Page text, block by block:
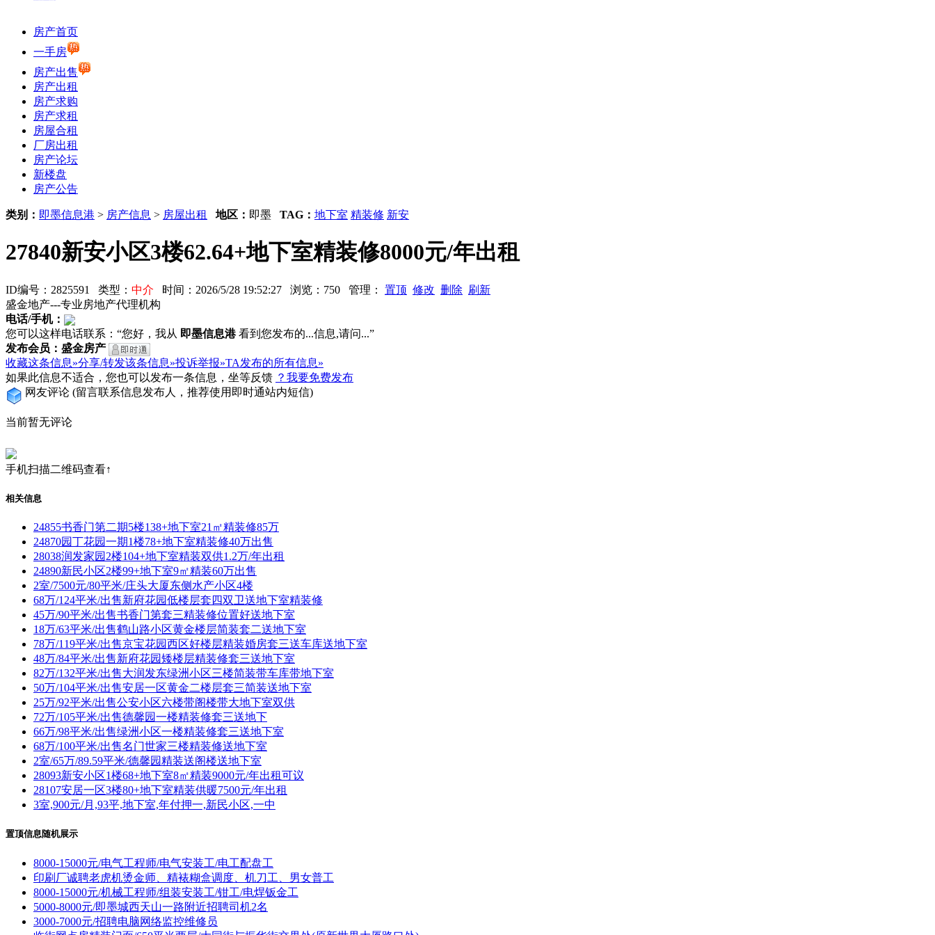
房产首页
一手房
房产出售
房产出租
房产求购
房产求租
房屋合租
厂房出租
房产论坛
新楼盘
房产公告
类别： 即墨信息港 > 房产信息 > 房屋出租 地区： 即墨 TAG： 地下室 精装修 新安
27840新安小区3楼62.64+地下室精装修8000元/年出租
ID编号：2825591 类型： 中介 时间：2026/5/28 19:52:27 浏览：750 管理： 置顶 修改 删除 刷新
盛金地产---专业房地产代理机构
电话/手机：
您可以这样电话联系：“您好，我从 即墨信息港看到您发布的...信息,请问...”
发布会员：盛金房产
收藏这条信息»分享/转发该条信息»投诉举报»TA发布的所有信息»
如果此信息不适合，您也可以发布一条信息，坐等反馈 ？我要免费发布
网友评论 (留言联系信息发布人，推荐使用即时通站内短信)
当前暂无评论
手机扫描二维码查看↑
相关信息
24855书香门第二期5楼138+地下室21㎡精装修85万
24870园丁花园一期1楼78+地下室精装修40万出售
28038润发家园2楼104+地下室精装双供1.2万/年出租
24890新民小区2楼99+地下室9㎡精装60万出售
2室/7500元/80平米/庄头大厦东侧水产小区4楼
68万/124平米/出售新府花园低楼层套四双卫送地下室精装修
45万/90平米/出售书香门第套三精装修位置好送地下室
18万/63平米/出售鹤山路小区黄金楼层简装套二送地下室
78万/119平米/出售京宝花园西区好楼层精装婚房套三送车库送地下室
48万/84平米/出售新府花园矮楼层精装修套三送地下室
82万/132平米/出售大润发东绿洲小区三楼简装带车库带地下室
50万/104平米/出售安居一区黄金二楼层套三简装送地下室
25万/92平米/出售公安小区六楼带阁楼带大地下室双供
72万/105平米/出售德馨园一楼精装修套三送地下
66万/98平米/出售绿洲小区一楼精装修套三送地下室
68万/100平米/出售名门世家三楼精装修送地下室
2室/65万/89.59平米/德馨园精装送阁楼送地下室
28093新安小区1楼68+地下室8㎡精装9000元/年出租可议
28107安居一区3楼80+地下室精装供暖7500元/年出租
3室,900元/月,93平,地下室,年付押一,新民小区,一中
置顶信息随机展示
8000-15000元/电气工程师/电气安装工/电工配盘工
印刷厂诚聘老虎机烫金师、精裱糊盒调度、机刀工、男女普工
8000-15000元/机械工程师/组装安装工/钳工/电焊钣金工
5000-8000元/即墨城西天山一路附近招聘司机2名
3000-7000元/招聘电脑网络监控维修员